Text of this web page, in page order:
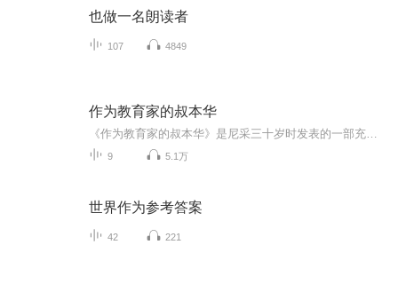
也做一名朗读者
107 4849
作为教育家的叔本华
9 5.1万
世界作为参考答案
42 221